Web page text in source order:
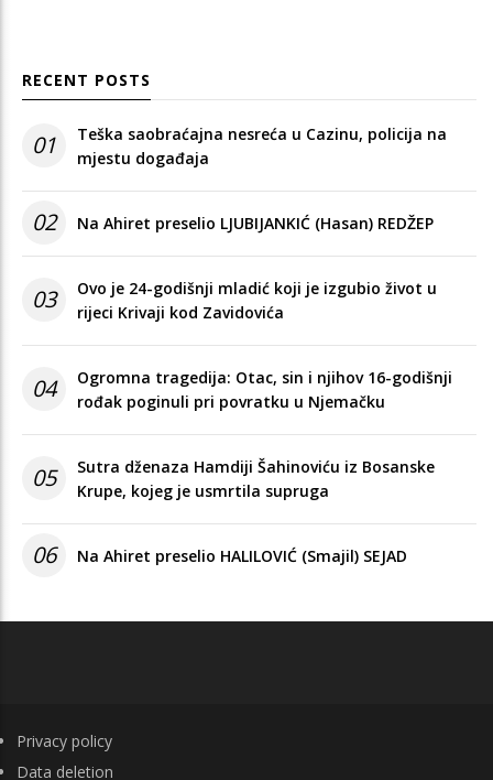
RECENT POSTS
01
Teška saobraćajna nesreća u Cazinu, policija na
mjestu događaja
02 Na Ahiret preselio LJUBIJANKIĆ (Hasan) REDŽEP
03
Ovo je 24-godišnji mladić koji je izgubio život u
rijeci Krivaji kod Zavidovića
04
Ogromna tragedija: Otac, sin i njihov 16-godišnji
rođak poginuli pri povratku u Njemačku
05
Sutra dženaza Hamdiji Šahinoviću iz Bosanske
Krupe, kojeg je usmrtila supruga
06 Na Ahiret preselio HALILOVIĆ (Smajil) SEJAD
FOOTER
Privacy policy
Data deletion